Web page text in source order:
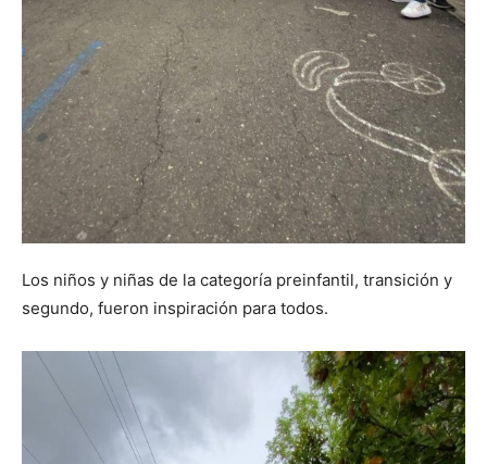
Los niños y niñas de la categoría preinfantil, transición y
segundo, fueron inspiración para todos.